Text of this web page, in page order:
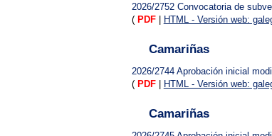
2026/2752 Convocatoria de
( PDF HTML - Versión web:
Camariñas
2026/2744 Aprobación inicial
( PDF HTML - Versión web:
Camariñas